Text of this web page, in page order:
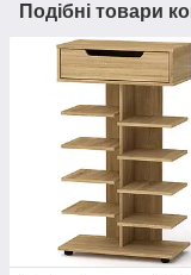
Подібні товари